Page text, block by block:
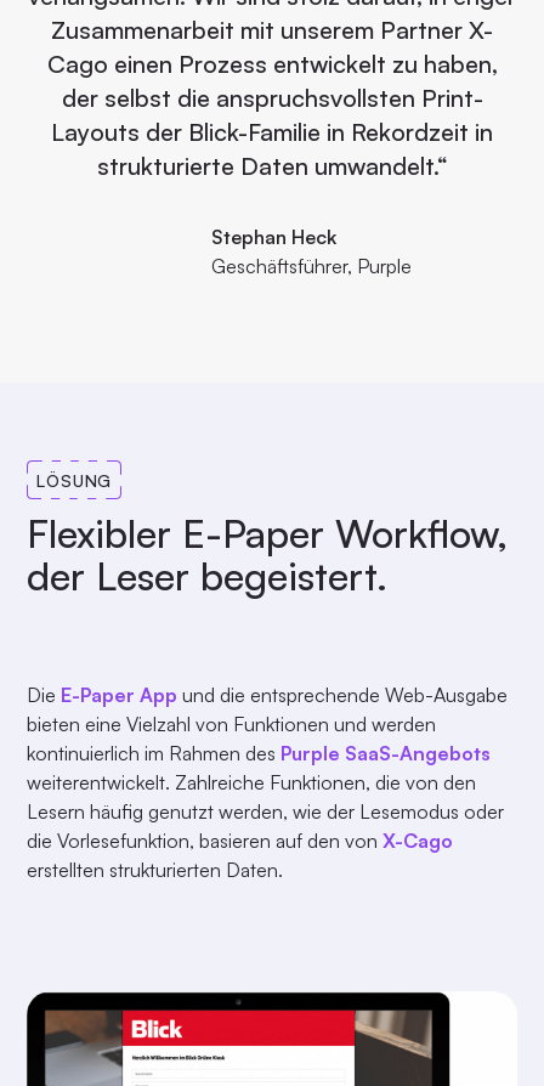
Zusammenarbeit mit unserem Partner X-
Cago einen Prozess entwickelt zu haben,
der selbst die anspruchsvollsten Print-
Layouts der Blick-Familie in Rekordzeit in
strukturierte Daten umwandelt.“
Stephan Heck
Geschäftsführer, Purple
LÖSUNG
Flexibler E-Paper Workflow,
der Leser begeistert.
Die E-Paper App und die entsprechende Web-Ausgabe
bieten eine Vielzahl von Funktionen und werden
kontinuierlich im Rahmen des Purple SaaS-Angebots
weiterentwickelt. Zahlreiche Funktionen, die von den
Lesern häufig genutzt werden, wie der Lesemodus oder
die Vorlesefunktion, basieren auf den vonX-Cago
erstellten strukturierten Daten.